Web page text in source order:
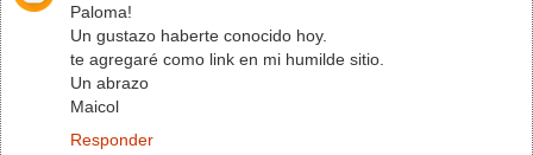
Paloma!
Un gustazo haberte conocido hoy.
te agregaré como link en mi humilde sitio.
Un abrazo
Maicol
Responder